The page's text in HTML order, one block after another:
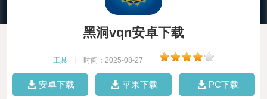
黑洞vqn安卓下载
工具 时间：2025-08-27
安卓下载 苹果下载 PC下载